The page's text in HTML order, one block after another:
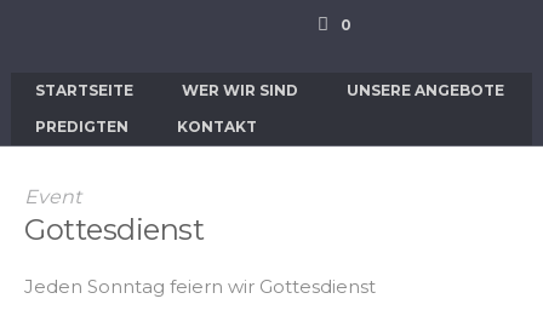
0
STARTSEITE WER WIR SIND
UNSERE ANGEBOTE
PREDIGTEN
KONTAKT
Event
Gottesdienst
Jeden Sonntag feiern wir Gottesdienst